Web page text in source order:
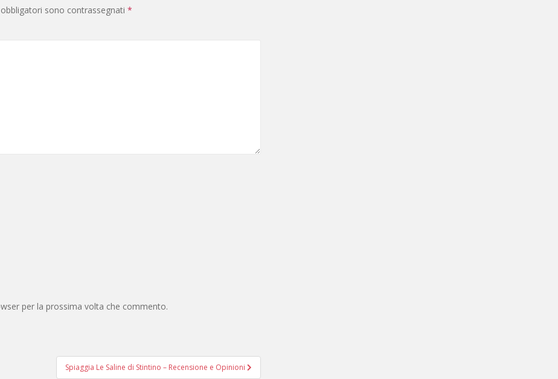
sono contrassegnati *
per la prossima volta che commento.
Spiaggia Le Saline di Stintino – Recensione e Opinioni